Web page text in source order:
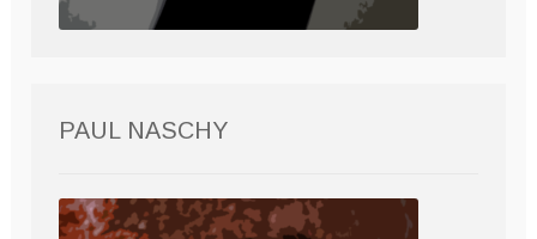
PAUL NASCHY